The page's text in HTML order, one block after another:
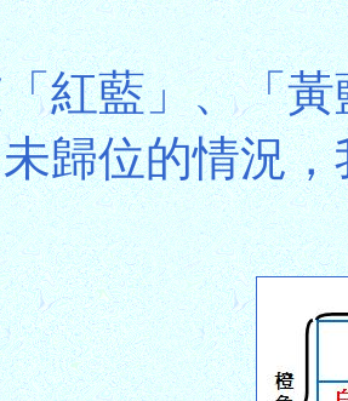
紅藍」、「
歸位的情況